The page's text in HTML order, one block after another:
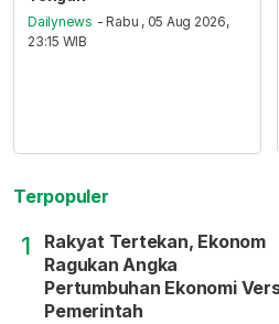
Dailynews - Rabu , 05 Aug 2026,
23:15 WIB
Terpopuler
1
Rakyat Tertekan, Ekonom
Ragukan Angka
Pertumbuhan Ekonomi
Pemerintah